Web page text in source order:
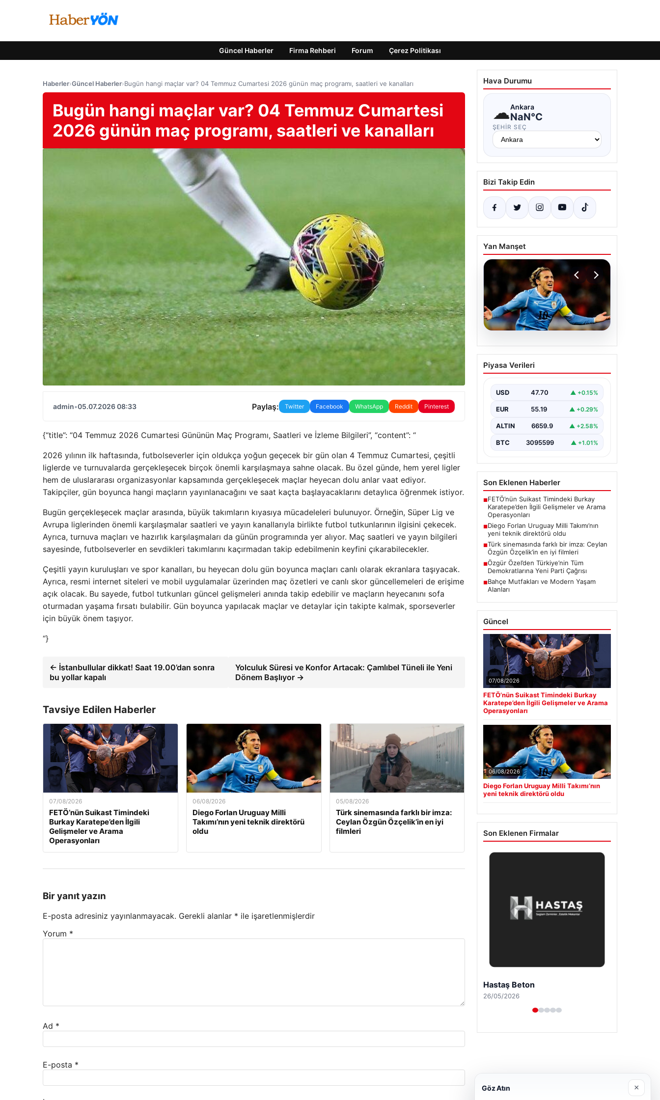
Güncel Haberler Firma Rehberi Forum Çerez Politikası
Haberler›Güncel Haberler›Bugün hangi maçlar var? 04 Temmuz Cumartesi 2026 günün maç programı, saatleri ve kanalları
Bugün hangi maçlar var? 04 Temmuz Cumartesi
2026 günün maç programı, saatleri ve kanalları
admin•05.07.2026 08:33 Paylaş: Twitter Facebook WhatsApp Reddit Pinterest
{“title”: “04 Temmuz 2026 Cumartesi Gününün Maç Programı, Saatleri ve İzleme Bilgileri”, “content”: “
2026 yılının ilk haftasında, futbolseverler için oldukça yoğun geçecek bir gün olan 4 Temmuz Cumartesi, çeşitli
liglerde ve turnuvalarda gerçekleşecek birçok önemli karşılaşmaya sahne olacak. Bu özel günde, hem yerel ligler
hem de uluslararası organizasyonlar kapsamında gerçekleşecek maçlar heyecan dolu anlar vaat ediyor.
Takipçiler, gün boyunca hangi maçların yayınlanacağını ve saat kaçta başlayacaklarını detaylıca öğrenmek istiyor.
Bugün gerçekleşecek maçlar arasında, büyük takımların kıyasıya mücadeleleri bulunuyor. Örneğin, Süper Lig ve
Avrupa liglerinden önemli karşılaşmalar saatleri ve yayın kanallarıyla birlikte futbol tutkunlarının ilgisini çekecek.
Ayrıca, turnuva maçları ve hazırlık karşılaşmaları da günün programında yer alıyor. Maç saatleri ve yayın bilgileri
sayesinde, futbolseverler en sevdikleri takımlarını kaçırmadan takip edebilmenin keyfini çıkarabilecekler.
Çeşitli yayın kuruluşları ve spor kanalları, bu heyecan dolu gün boyunca maçları canlı olarak ekranlara taşıyacak.
Ayrıca, resmi internet siteleri ve mobil uygulamalar üzerinden maç özetleri ve canlı skor güncellemeleri de erişime
açık olacak. Bu sayede, futbol tutkunları güncel gelişmeleri anında takip edebilir ve maçların heyecanını sofa
oturmadan yaşama fırsatı bulabilir. Gün boyunca yapılacak maçlar ve detaylar için takipte kalmak, sporseverler
için büyük önem taşıyor.
“}
← İstanbullular dikkat! Saat 19.00’dan sonra
bu yollar kapalı
Yolculuk Süresi ve Konfor Artacak: Çamlıbel Tüneli ile Yeni
Dönem Başlıyor →
Tavsiye Edilen Haberler
07/08/2026
FETÖ’nün Suikast Timindeki
Burkay Karatepe’den İlgili
Gelişmeler ve Arama
Operasyonları
06/08/2026
Diego Forlan Uruguay Milli
Takımı’nın yeni teknik direktörü
oldu
05/08/2026
Türk sinemasında farklı bir imza:
Ceylan Özgün Özçelik’in en iyi
filmleri
Bir yanıt yazın
E-posta adresiniz yayınlanmayacak. Gerekli alanlar * ile işaretlenmişlerdir
Yorum *
Ad *
E-posta *
Hava Durumu
☁Ankara
NaN°C
ŞEHIR SEÇ
Bizi Takip Edin
Yan Manşet
06.08.2026
Diego Forlan Uruguay
Milli Takımı’nın yeni
Piyasa Verileri
USD 47.70 ▲ +0.15%
EUR 55.19 ▲ +0.29%
ALTIN 6659.9 ▲ +2.58%
BTC 3095599 ▲ +1.01%
Son Eklenen Haberler
■FETÖ’nün Suikast Timindeki Burkay
Karatepe’den İlgili Gelişmeler ve Arama
Operasyonları
■Diego Forlan Uruguay Milli Takımı’nın
yeni teknik direktörü oldu
■Türk sinemasında farklı bir imza: Ceylan
Özgün Özçelik’in en iyi filmleri
■Özgür Özel’den Türkiye’nin Tüm
Demokratlarına Yeni Parti Çağrısı
■Bahçe Mutfakları ve Modern Yaşam
Alanları
Güncel
07/08/2026
FETÖ’nün Suikast Timindeki Burkay
Karatepe’den İlgili Gelişmeler ve Arama
Operasyonları
06/08/2026
Diego Forlan Uruguay Milli Takımı’nın
yeni teknik direktörü oldu
Son Eklenen Firmalar
Prenses Night Club
29/04/2026
Göz Atın ×